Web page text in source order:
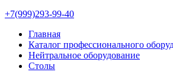
+7(999)293-99-40
Главная
Каталог профессионального
Нейтральное оборудование
Столы